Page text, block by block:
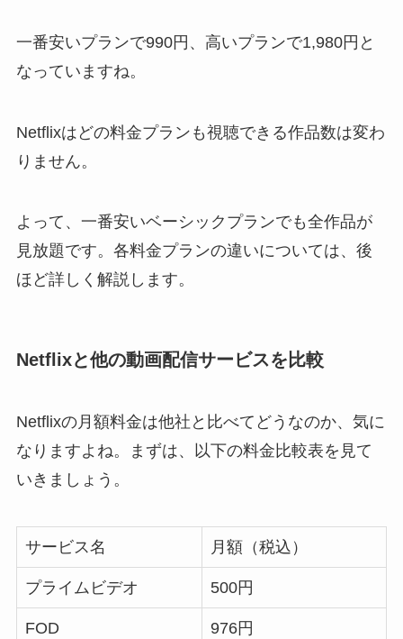
一番安いプランで990円、高いプランで1,980円と
なっていますね。
Netflixはどの料金プランも視聴できる作品数は変わ
りません。
よって、一番安いベーシックプランでも全作品が
見放題です。各料金プランの違いについては、後
ほど詳しく解説します。
Netflixと他の動画配信サービスを比較
Netflixの月額料金は他社と比べてどうなのか、気に
なりますよね。まずは、以下の料金比較表を見て
いきましょう。
サービス名 月額（税込）
プライムビデオ 500円
FOD 976円